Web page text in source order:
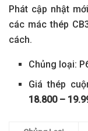
Phát cập nhật
các mác thép
cách.
Chủng loại:
Giá thép
18.800 –